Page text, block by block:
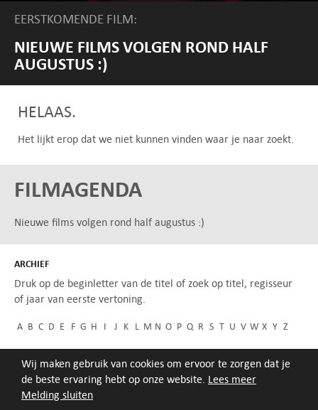
Melding sluiten
Wij maken gebruik van cookies om ervoor te zorgen dat je
de beste ervaring hebt op onze website. Lees meer
EERSTKOMENDE FILM:
NIEUWE FILMS VOLGEN ROND HALF
AUGUSTUS :)
HELAAS.
Het lijkt erop dat we niet kunnen vinden waar je naar zoekt.
FILMAGENDA
Nieuwe films volgen rond half augustus :)
ARCHIEF
Druk op de beginletter van de titel of zoek op titel, regisseur
of jaar van eerste vertoning.
A B C D E F G H I J K L M N O P Q R S T U V W X Y Z